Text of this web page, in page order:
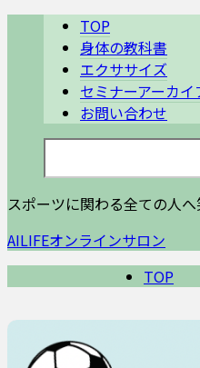
TOP
身体の教科書
エクササイズ
セミナーアーカイ
お問い合わせ
スポーツに関わる全ての人
AILIFEオンラインサロン
TOP